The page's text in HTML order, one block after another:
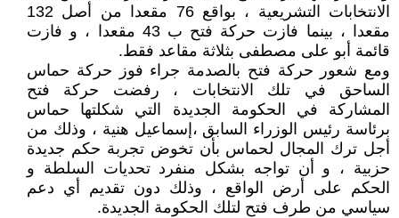
الانتخابات التشريعية ، بواقع 76 مقعدا من أصل 132
مقعدا ، بينما فازت حركة فتح ب 43 مقعدا ، و فازت
قائمة أبو على مصطفى بثلاثة مقاعد فقط.
ومع شعور حركة فتح بالصدمة جراء فوز حركة حماس
الساحق في تلك الانتخابات ، رفضت حركة فتح
المشاركة في الحكومة الجديدة التي شكلتها حماس
برئاسة رئيس الوزراء السابق ،إسماعيل هنية ، وذلك من
أجل ترك المجال لحماس بأن تخوض تجربة حكم جديدة
حزبية ، و أن تواجه بشكل منفرد تحديات السلطة و
الحكم على أرض الواقع ، وذلك دون تقديم أي دعم
سياسي من طرف فتح لتلك الحكومة الجديدة.